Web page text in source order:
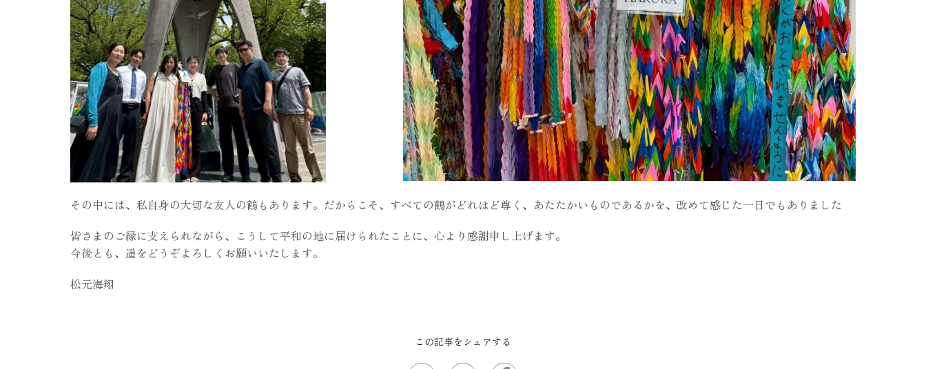
その中には、私自身の大切な友人の鶴もあります。だからこそ、すべての鶴がどれほど尊く、あたたかいものであるかを、改めて感じた一日でもありました
皆さまのご縁に支えられながら、こうして平和の地に届けられたことに、心より感謝申し上げます。
今後とも、遥をどうぞよろしくお願いいたします。
松元海翔
この記事をシェアする